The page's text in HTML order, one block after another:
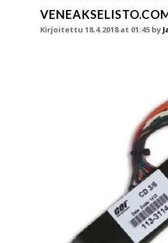
Kirjoitettu 18.4.2018 at 01:45 by